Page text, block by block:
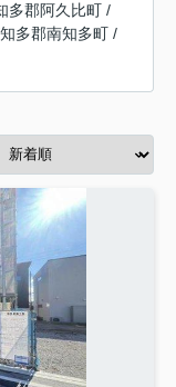
多郡阿久比町 /
知多郡南知多町 /